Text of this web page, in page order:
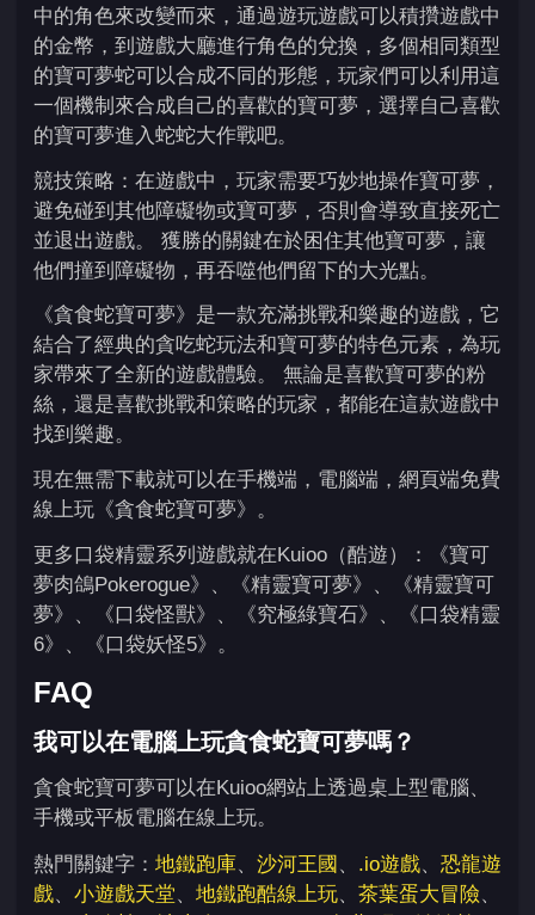
中的角色來改變而來，通過遊玩遊戲可以積攢遊戲中
的金幣，到遊戲大廳進行角色的兌換，多個相同類型
的寶可夢蛇可以合成不同的形態，玩家們可以利用這
一個機制來合成自己的喜歡的寶可夢，選擇自己喜歡
的寶可夢進入蛇蛇大作戰吧。
競技策略：在遊戲中，玩家需要巧妙地操作寶可夢，
避免碰到其他障礙物或寶可夢，否則會導致直接死亡
並退出遊戲。 獲勝的關鍵在於困住其他寶可夢，讓
他們撞到障礙物，再吞噬他們留下的大光點。
《貪食蛇寶可夢》是一款充滿挑戰和樂趣的遊戲，它
結合了經典的貪吃蛇玩法和寶可夢的特色元素，為玩
家帶來了全新的遊戲體驗。 無論是喜歡寶可夢的粉
絲，還是喜歡挑戰和策略的玩家，都能在這款遊戲中
找到樂趣。
現在無需下載就可以在手機端，電腦端，網頁端免費
線上玩《貪食蛇寶可夢》。
更多口袋精靈系列遊戲就在Kuioo（酷遊）：《寶可
夢肉鴿Pokerogue》、《精靈寶可夢》、《精靈寶可
夢》、《口袋怪獸》、《究極綠寶石》、《口袋精靈
6》、《口袋妖怪5》。
FAQ
我可以在電腦上玩貪食蛇寶可夢嗎？
貪食蛇寶可夢可以在Kuioo網站上透過桌上型電腦、
手機或平板電腦在線上玩。
熱門關鍵字： 地鐵跑庫、 沙河王國 、 .io遊戲、 恐龍遊
戲、 小遊戲天堂、 地鐵跑酷線上玩、 茶葉蛋大冒險、